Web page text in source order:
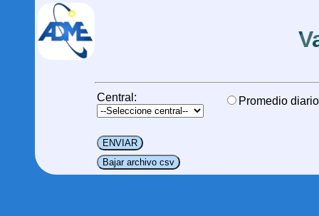
Central: Promedio diario